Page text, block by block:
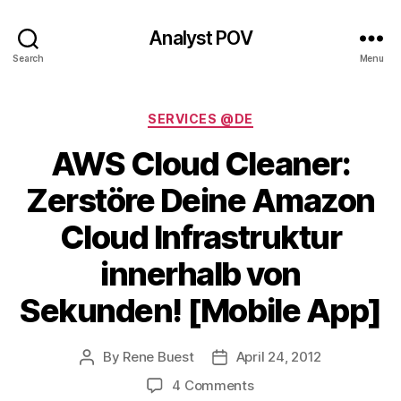
Search
Analyst POV
Menu
Categories
SERVICES @DE
AWS Cloud Cleaner:
Zerstöre Deine Amazon
Cloud Infrastruktur
innerhalb von
Sekunden! [Mobile App]
Post
By Rene Buest
PostApril 24, 2012
4 Commentson